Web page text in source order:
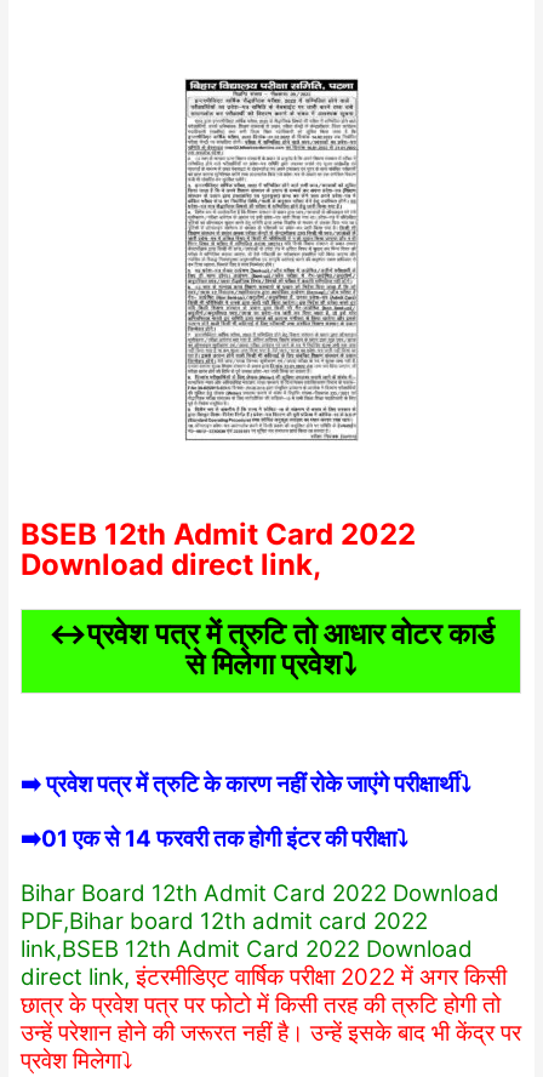
BSEB 12th Admit Card 2022
Download direct link,
↔️प्रवेश पत्र में त्रुटि तो आधार वोटर कार्ड
से मिलेगा प्रवेश⤵️
➡️ प्रवेश पत्र में त्रुटि के कारण नहीं रोके जाएंगे परीक्षार्थी⤵️
➡️01 एक से 14 फरवरी तक होगी इंटर की परीक्षा⤵️
Bihar Board 12th Admit Card 2022 Download
PDF,Bihar board 12th admit card 2022
link,BSEB 12th Admit Card 2022 Download
direct link, इंटरमीडिएट वार्षिक परीक्षा 2022 में अगर किसी
छात्र के प्रवेश पत्र पर फोटो में किसी तरह की त्रुटि होगी तो
उन्हें परेशान होने की जरूरत नहीं है। उन्हें इसके बाद भी केंद्र पर
प्रवेश मिलेगा⤵️